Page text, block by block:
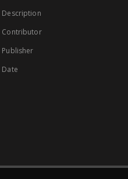
Description
Contributor
Publisher
Date